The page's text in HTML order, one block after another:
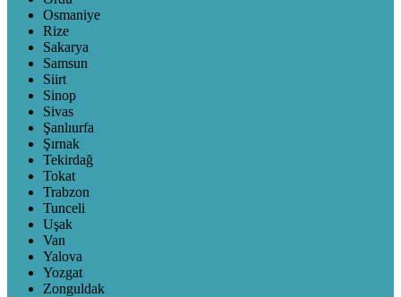
Osmaniye
Rize
Sakarya
Samsun
Siirt
Sinop
Sivas
Şanlıurfa
Şırnak
Tekirdağ
Tokat
Trabzon
Tunceli
Uşak
Van
Yalova
Yozgat
Zonguldak